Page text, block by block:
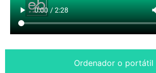
Ordenador o portátil